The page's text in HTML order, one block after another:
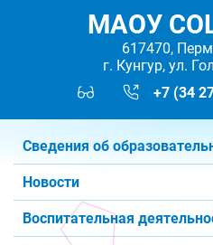
МАОУ
617470,
г. Кунгур, ул.
+7 (34
Сведения об
Новости
Воспитательная